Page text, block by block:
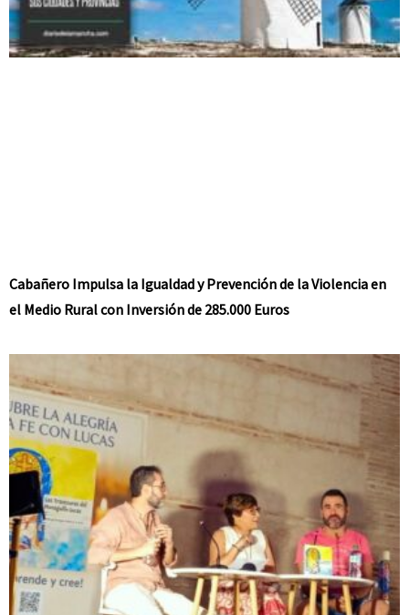
Cabañero Impulsa la Igualdad y Prevención de la Violencia en
el Medio Rural con Inversión de 285.000 Euros